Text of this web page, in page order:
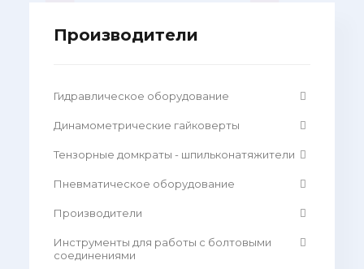
Производители
Гидравлическое оборудование
Динамометрические гайковерты
Тензорные домкраты - шпильконатяжители
Пневматическое оборудование
Производители
Инструменты для работы с болтовыми
соединениями